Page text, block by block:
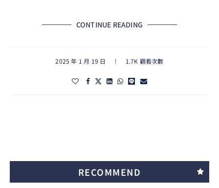
CONTINUE READING
2025 年 1 月 19 日 1.7K 觀看次數
RECOMMEND